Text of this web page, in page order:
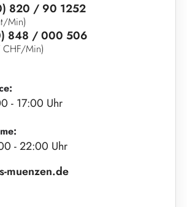
- 17:00 Uhr
- 22:00 Uhr
muenzen.de
820 / 90 1252
Min)
848 / 000 506
Min)